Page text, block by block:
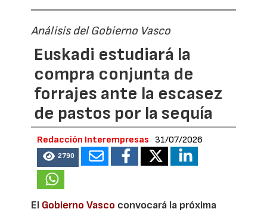
Análisis del Gobierno Vasco
Euskadi estudiará la
compra conjunta de
forrajes ante la escasez
de pastos por la sequía
Redacción Interempresas 31/07/2026
2790
El Gobierno Vasco convocará la próxima